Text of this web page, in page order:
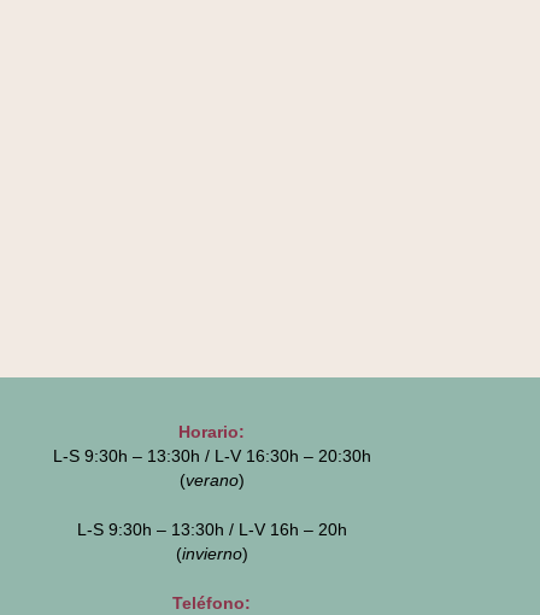
Horario:
L-S 9:30h – 13:30h / L-V 16:30h – 20:30h
(verano)
L-S 9:30h – 13:30h / L-V 16h – 20h
(invierno)
Teléfono: